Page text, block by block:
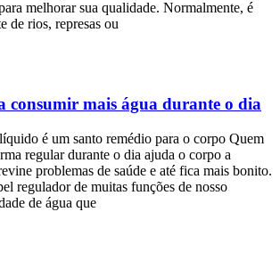
melhorar sua qualidade. Normalmente, é
de rios, represas ou
consumir mais água durante o dia
é um santo remédio para o corpo Quem
regular durante o dia ajuda o corpo a
problemas de saúde e até fica mais bonito.
regulador de muitas funções de nosso
de água que